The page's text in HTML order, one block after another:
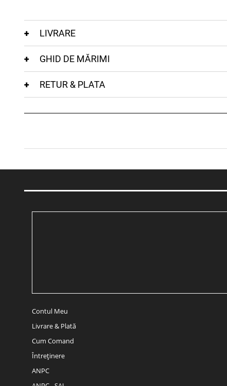
LIVRARE
GHID DE MĂRIMI
RETUR & PLATA
Contul Meu
Livrare & Plată
Cum Comand
Întreținere
ANPC